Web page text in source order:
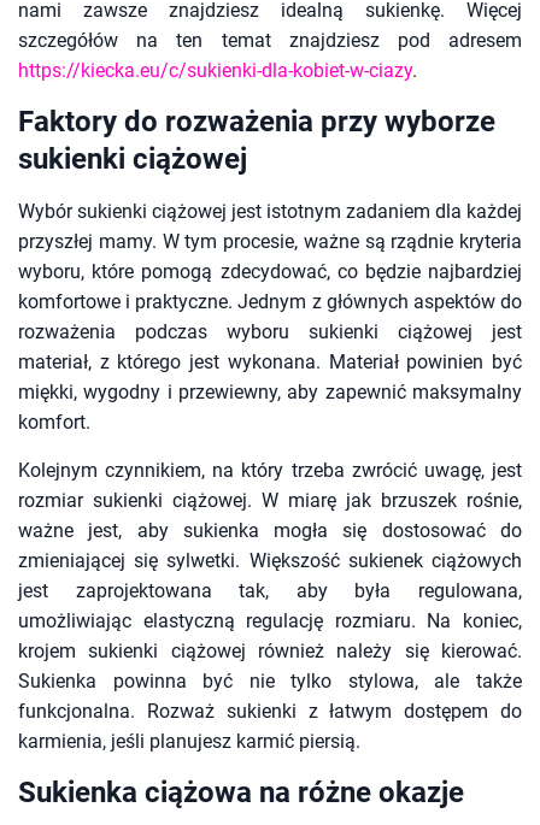
nami zawsze znajdziesz idealną sukienkę. Więcej
szczegółów na ten temat znajdziesz pod adresem
https://kiecka.eu/c/sukienki-dla-kobiet-w-ciazy.
Faktory do rozważenia przy wyborze
sukienki ciążowej
Wybór sukienki ciążowej jest istotnym zadaniem dla każdej
przyszłej mamy. W tym procesie, ważne są rządnie kryteria
wyboru, które pomogą zdecydować, co będzie najbardziej
komfortowe i praktyczne. Jednym z głównych aspektów do
rozważenia podczas wyboru sukienki ciążowej jest
materiał, z którego jest wykonana. Materiał powinien być
miękki, wygodny i przewiewny, aby zapewnić maksymalny
komfort.
Kolejnym czynnikiem, na który trzeba zwrócić uwagę, jest
rozmiar sukienki ciążowej. W miarę jak brzuszek rośnie,
ważne jest, aby sukienka mogła się dostosować do
zmieniającej się sylwetki. Większość sukienek ciążowych
jest zaprojektowana tak, aby była regulowana,
umożliwiając elastyczną regulację rozmiaru. Na koniec,
krojem sukienki ciążowej również należy się kierować.
Sukienka powinna być nie tylko stylowa, ale także
funkcjonalna. Rozważ sukienki z łatwym dostępem do
karmienia, jeśli planujesz karmić piersią.
Sukienka ciążowa na różne okazje